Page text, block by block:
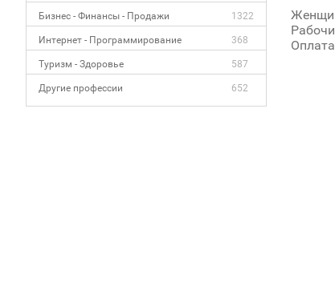
Бизнес - Финансы - Продажи 1322
Интернет - Программирование 368
Туризм - Здоровье 587
Другие профессии 652